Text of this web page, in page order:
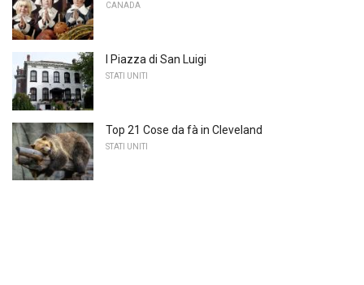
CANADA
I Piazza di San Luigi
STATI UNITI
Top 21 Cose da fà in Cleveland
STATI UNITI